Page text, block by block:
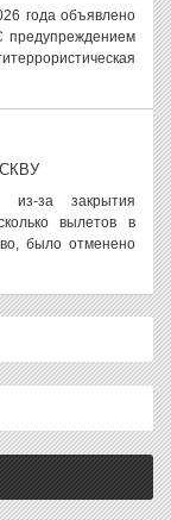
года объявлено
предупреждением
из-за закрытия
вылетов в
было отменено